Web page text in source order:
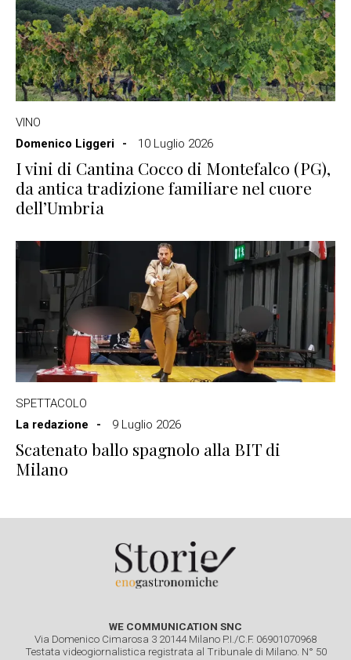
VINO
Domenico Liggeri
10 Luglio 2026
I vini di Cantina Cocco di Montefalco (PG),
da antica tradizione familiare nel cuore
dell’Umbria
SPETTACOLO
La redazione
9 Luglio 2026
Scatenato ballo spagnolo alla BIT di
Milano
WE COMMUNICATION SNC
Via Domenico Cimarosa 3 20144 Milano P.I./C.F. 06901070968
Testata videogiornalistica registrata al Tribunale di Milano. N° 50